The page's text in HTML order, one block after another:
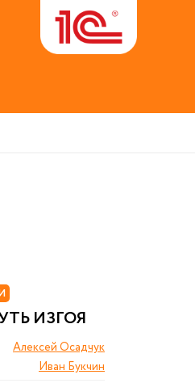
ИЗГОЯ
Алексей Осадчук
Иван Букчин